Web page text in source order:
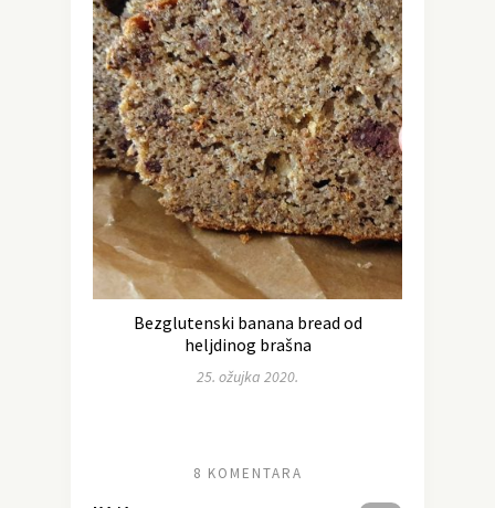
Bezglutenski banana bread od
heljdinog brašna
25. ožujka 2020.
8 KOMENTARA